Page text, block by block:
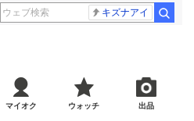
キズナアイ
マイオク ウォッチ 出品